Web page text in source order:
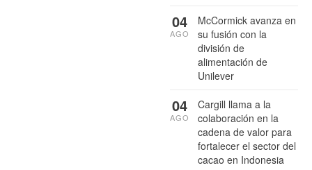
McCormick avanza en
su fusión con la
división de
alimentación de
Unilever
04
AGO
Cargill llama a la
colaboración en la
cadena de valor para
fortalecer el sector del
cacao en Indonesia
04
AGO